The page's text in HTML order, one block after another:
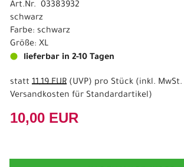
Art.Nr. 03383932
schwarz
Farbe: schwarz
Größe: XL
lieferbar in 2-10 Tagen
statt 11,19 EUR (UVP) pro Stück (inkl. MwSt.
Versandkosten für Standardartikel)
10,00 EUR